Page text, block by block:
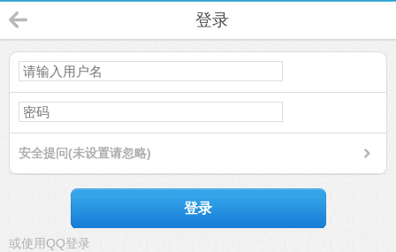
登录
安全提问(未设置请忽略)
登录
或使用QQ登录